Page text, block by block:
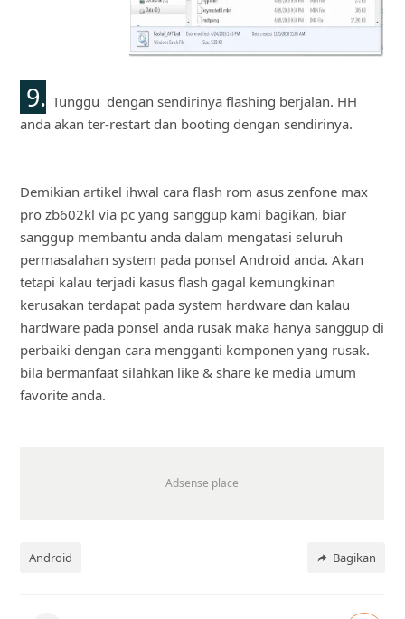
9. Tunggu dengan sendirinya flashing berjalan. HH
anda akan ter-restart dan booting dengan sendirinya.
Demikian artikel ihwal cara flash rom asus zenfone max
pro zb602kl via pc yang sanggup kami bagikan, biar
sanggup membantu anda dalam mengatasi seluruh
permasalahan system pada ponsel Android anda. Akan
tetapi kalau terjadi kasus flash gagal kemungkinan
kerusakan terdapat pada system hardware dan kalau
hardware pada ponsel anda rusak maka hanya sanggup di
perbaiki dengan cara mengganti komponen yang rusak.
bila bermanfaat silahkan like & share ke media umum
favorite anda.
Android Bagikan